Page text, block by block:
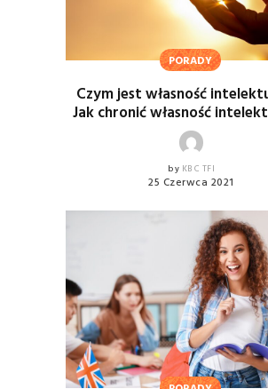
PORADY
Czym jest własność
Jak chronić własność
by KBC TFI
25 Czerwca 2021